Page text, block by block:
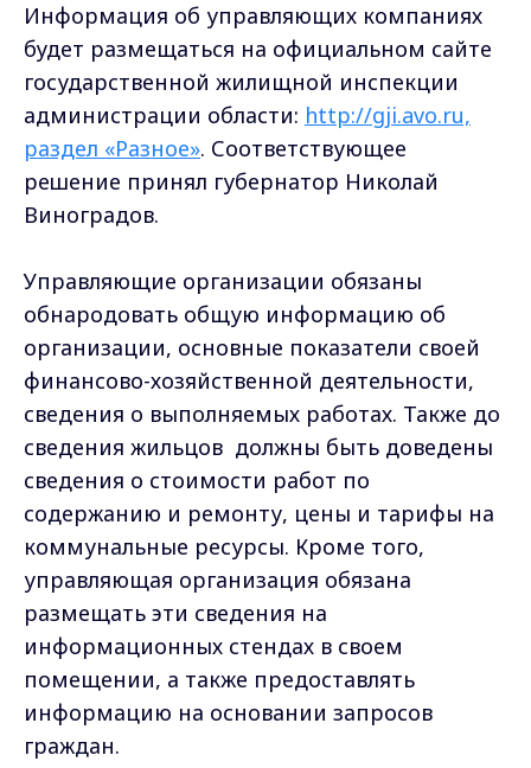
Информация об управляющих компаниях
будет размещаться на официальном сайте
государственной жилищной инспекции
администрации области: http://gji.avo.ru,
раздел «Разное». Соответствующее
решение принял губернатор Николай
Виноградов.
Управляющие организации обязаны
обнародовать общую информацию об
организации, основные показатели своей
финансово-хозяйственной деятельности,
сведения о выполняемых работах. Также до
сведения жильцов должны быть доведены
сведения о стоимости работ по
содержанию и ремонту, цены и тарифы на
коммунальные ресурсы. Кроме того,
управляющая организация обязана
размещать эти сведения на
информационных стендах в своем
помещении, а также предоставлять
информацию на основании запросов
граждан.